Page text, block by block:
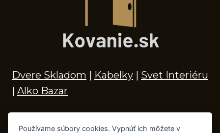
á
k
Dvere Skladom | Kabelky | Svet Interiéru
| Alko Bazar
Používame súbory cookies. Vypnúť ich môžete v